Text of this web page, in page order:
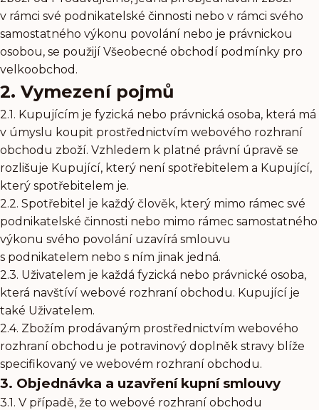
v rámci své podnikatelské činnosti nebo v rámci svého
samostatného výkonu povolání nebo je právnickou
osobou, se použijí Všeobecné obchodí podmínky pro
velkoobchod.
2. Vymezení pojmů
2.1. Kupujícím je fyzická nebo právnická osoba, která má
v úmyslu koupit prostřednictvím webového rozhraní
obchodu zboží. Vzhledem k platné právní úpravě se
rozlišuje Kupující, který není spotřebitelem a Kupující,
který spotřebitelem je.
2.2. Spotřebitel je každý člověk, který mimo rámec své
podnikatelské činnosti nebo mimo rámec samostatného
výkonu svého povolání uzavírá smlouvu
s podnikatelem nebo s ním jinak jedná.
2.3. Uživatelem je každá fyzická nebo právnické osoba,
která navštíví webové rozhraní obchodu. Kupující je
také Uživatelem.
2.4. Zbožím prodávaným prostřednictvím webového
rozhraní obchodu je potravinový doplněk stravy blíže
specifikovaný ve webovém rozhraní obchodu.
3. Objednávka a uzavření kupní smlouvy
3.1. V případě, že to webové rozhraní obchodu